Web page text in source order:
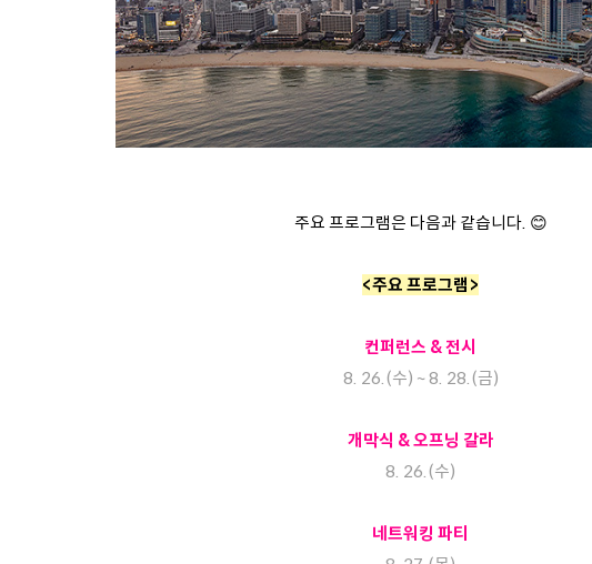
주요 프로그램은 다음과 같습니다. 😊
<주요 프로그램>
컨퍼런스 & 전시
8. 26.(수) ~ 8. 28.(금)
개막식 & 오프닝 갈라
8. 26.(수)
네트워킹 파티